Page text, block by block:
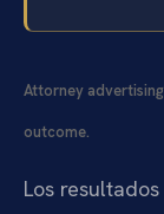
Attorney
outcome.
Los